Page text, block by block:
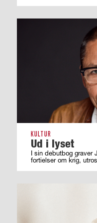
KULTUR
Ud i lyset
I sin debutbog graver
fortielser om krig,